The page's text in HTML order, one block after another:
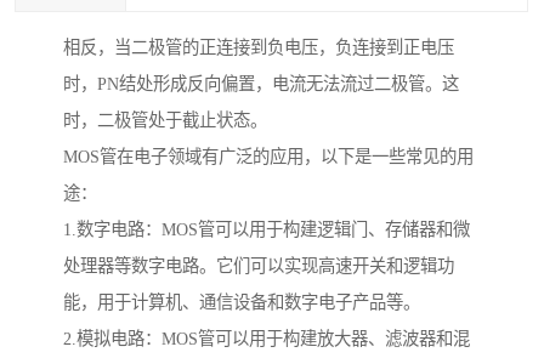
相反，当二极管的正连接到负电压，负连接到正电压
时，PN结处形成反向偏置，电流无法流过二极管。这
时，二极管处于截止状态。
MOS管在电子领域有广泛的应用，以下是一些常见的用
途：
1.数字电路：MOS管可以用于构建逻辑门、存储器和微
处理器等数字电路。它们可以实现高速开关和逻辑功
能，用于计算机、通信设备和数字电子产品等。
2.模拟电路：MOS管可以用于构建放大器、滤波器和混